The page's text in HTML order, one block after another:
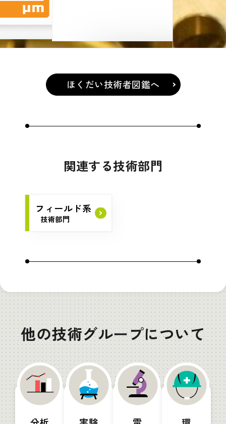
ほくだい技術者図鑑へ
関連する技術部門
フィールド系
技術部門
他の技術グループについて